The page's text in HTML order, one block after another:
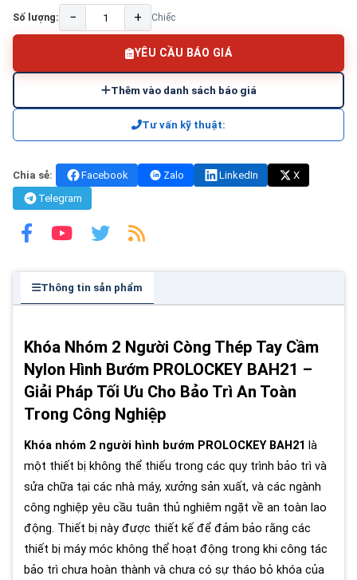
Số lượng: − + Chiếc
YÊU CẦU BÁO GIÁ
Thêm vào danh sách báo giá
Tư vấn kỹ thuật:
Chia sẻ: Facebook Zalo LinkedIn
X
Telegram
Thông tin sản phẩm
Khóa Nhóm 2 Người Còng Thép Tay Cầm
Nylon Hình Bướm PROLOCKEY BAH21 –
Giải Pháp Tối Ưu Cho Bảo Trì An Toàn
Trong Công Nghiệp
Khóa nhóm 2 người hình bướm PROLOCKEY BAH21 là
một thiết bị không thể thiếu trong các quy trình bảo trì và
sửa chữa tại các nhà máy, xưởng sản xuất, và các ngành
công nghiệp yêu cầu tuân thủ nghiêm ngặt về an toàn lao
động. Thiết bị này được thiết kế để đảm bảo rằng các
thiết bị máy móc không thể hoạt động trong khi công tác
bảo trì chưa hoàn thành và chưa có sự tháo bỏ khóa của